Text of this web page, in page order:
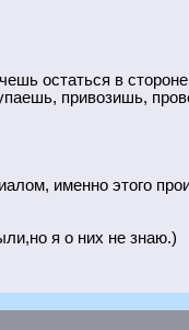
остаться в
привозишь,
именно этого
я о них не знаю.)